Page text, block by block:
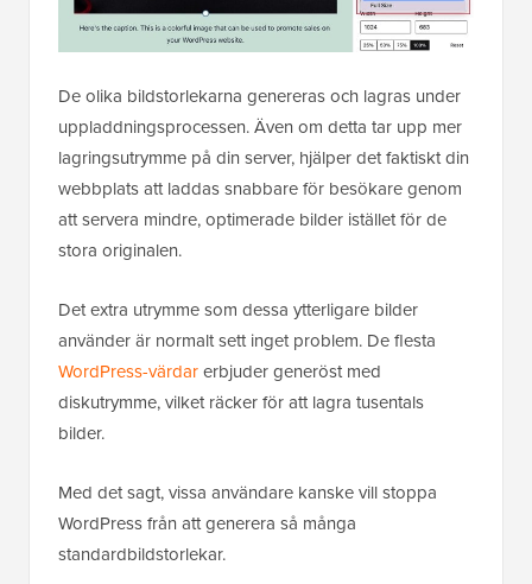
De olika bildstorlekarna genereras och lagras under
uppladdningsprocessen. Även om detta tar upp mer
lagringsutrymme på din server, hjälper det faktiskt din
webbplats att laddas snabbare för besökare genom
att servera mindre, optimerade bilder istället för de
stora originalen.
Det extra utrymme som dessa ytterligare bilder
använder är normalt sett inget problem. De flesta
WordPress-värdarerbjuder generöst med
diskutrymme, vilket räcker för att lagra tusentals
bilder.
Med det sagt, vissa användare kanske vill stoppa
WordPress från att generera så många
standardbildstorlekar.